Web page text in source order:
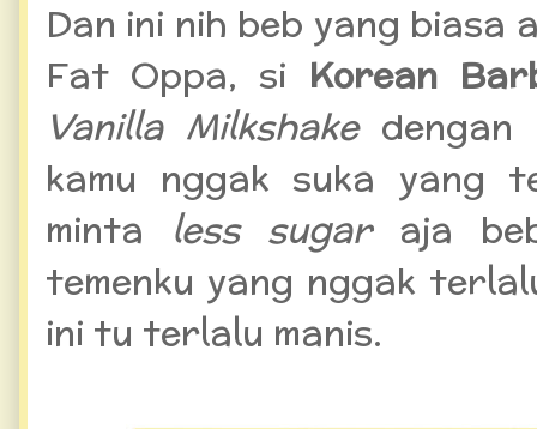
Dan ini nih beb yang biasa
Fat Oppa, si Korean
Vanilla Milkshakedengan
kamu nggak suka yang
minta less sugaraja
temenku yang nggak
ini tu terlalu manis.